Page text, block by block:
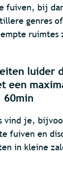
fuiven, bij
genres
ruimtes
luider
een
60min
vind je,
fuiven en
in kleine